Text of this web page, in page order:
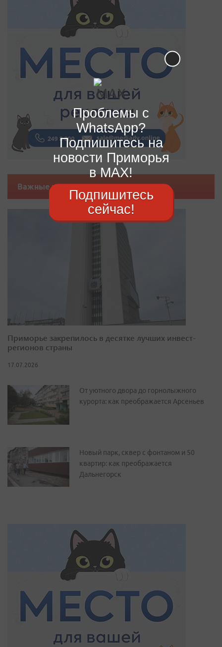
Важные новости
Приморье закрепилось в десятке лучших инвест-
регионов страны
17.07.2026
От уютного двора до горнолыжного
курорта: как преображается Арсеньев
Новый парк, сквер с фонтаном и 50
квартир: как преображается
Дальнегорск
Проблемы с
WhatsApp?
Подпишитесь на
новости Приморья
в MAX!
Подпишитесь
сейчас!